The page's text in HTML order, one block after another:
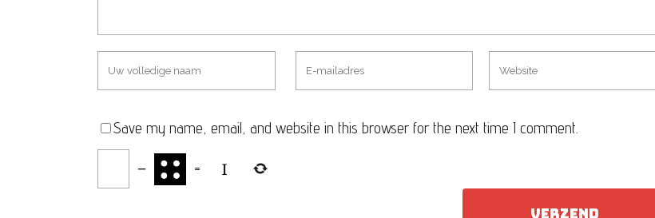
Save my name, email, and website in this browser for the next time I comment.
− =